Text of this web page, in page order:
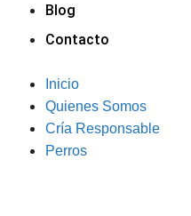
Blog
Contacto
Inicio
Quienes Somos
Cría Responsable
Perros